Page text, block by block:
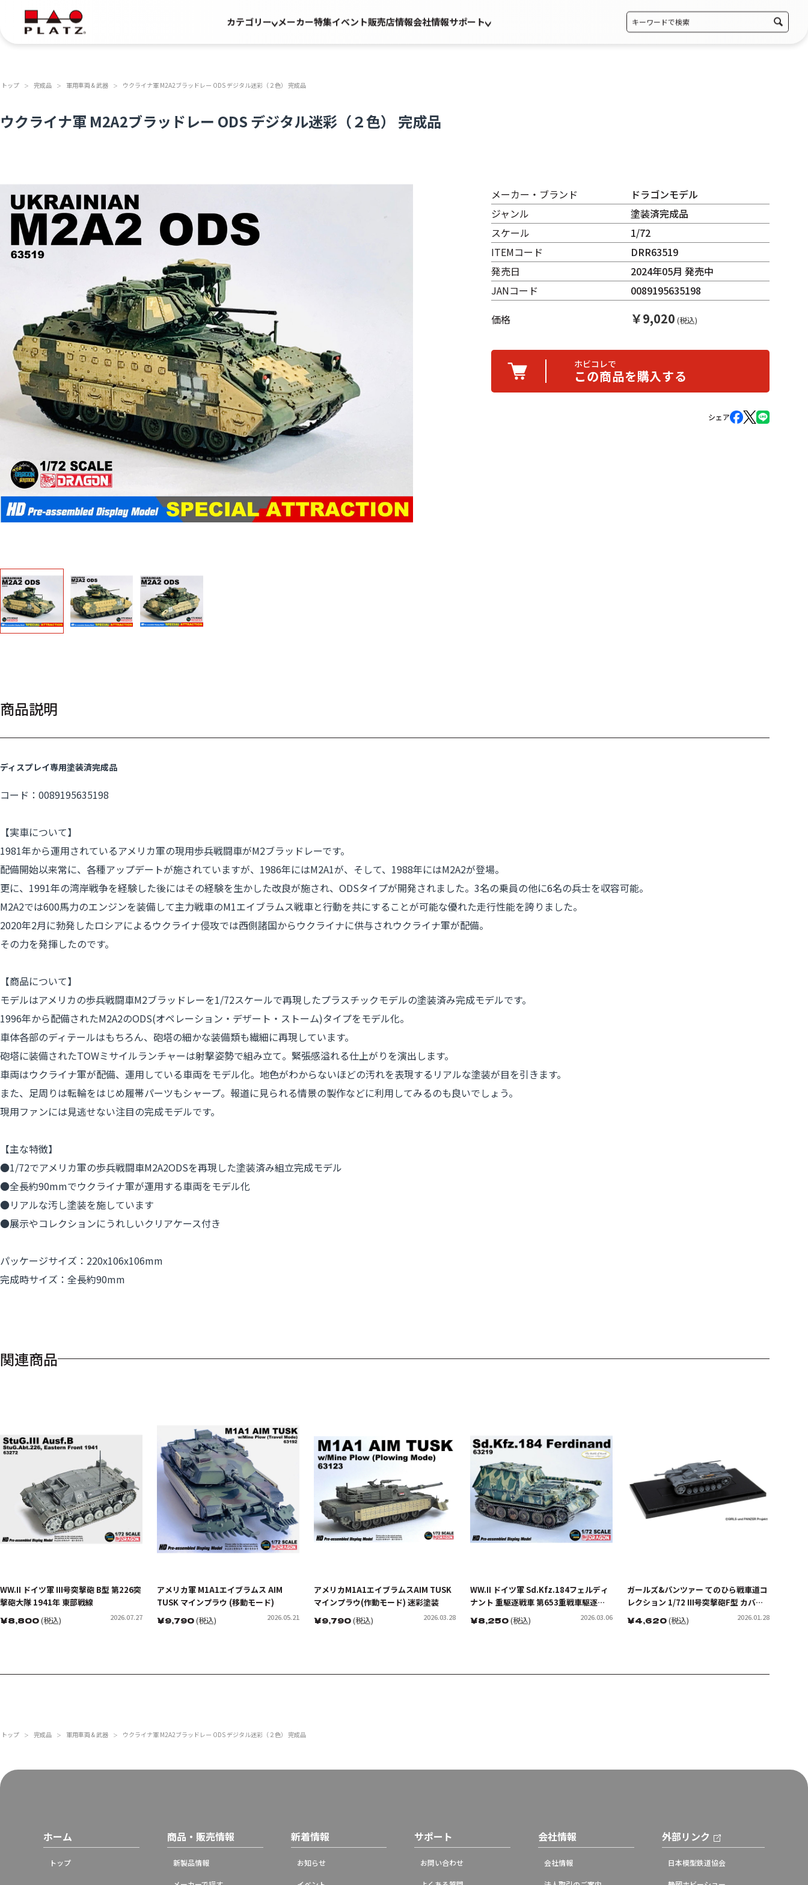
カテゴリー メーカー特集イベント販売店情報会社情報サポート
トップ ＞ 完成品 ＞ 軍用車両 & 武器 ＞ ウクライナ軍 M2A2ブラッドレー ODS デジタル迷彩（２色） 完成品
ウクライナ軍 M2A2ブラッドレー ODS デジタル迷彩（２色） 完成品
メーカー・ブランド
ドラゴンモデル
ジャンル
塗装済完成品
スケール
1/72
ITEMコード
DRR63519
発売日
2024年05月 発売中
JANコード
0089195635198
価格
￥9,020 (税込)
ホビコレで
この商品を購入する
シェア
商品説明
ディスプレイ専用塗装済完成品
コード：0089195635198
【実車について】
1981年から運用されているアメリカ軍の現用歩兵戦闘車がM2ブラッドレーです。
配備開始以来常に、各種アップデートが施されていますが、1986年にはM2A1が、そして、1988年にはM2A2が登場。
更に、1991年の湾岸戦争を経験した後にはその経験を生かした改良が施され、ODSタイプが開発されました。3名の乗員の他に6名の兵士を収容可能。
M2A2では600馬力のエンジンを装備して主力戦車のM1エイブラムス戦車と行動を共にすることが可能な優れた走行性能を誇りました。
2020年2月に勃発したロシアによるウクライナ侵攻では西側諸国からウクライナに供与されウクライナ軍が配備。
その力を発揮したのです。
【商品について】
モデルはアメリカの歩兵戦闘車M2ブラッドレーを1/72スケールで再現したプラスチックモデルの塗装済み完成モデルです。
1996年から配備されたM2A2のODS(オペレーション・デザート・ストーム)タイプをモデル化。
車体各部のディテールはもちろん、砲塔の細かな装備類も繊細に再現しています。
砲塔に装備されたTOWミサイルランチャーは射撃姿勢で組み立て。緊張感溢れる仕上がりを演出します。
車両はウクライナ軍が配備、運用している車両をモデル化。地色がわからないほどの汚れを表現するリアルな塗装が目を引きます。
また、足周りは転輪をはじめ履帯パーツもシャープ。報道に見られる情景の製作などに利用してみるのも良いでしょう。
現用ファンには見逃せない注目の完成モデルです。
【主な特徴】
●1/72でアメリカ軍の歩兵戦闘車M2A2ODSを再現した塗装済み組立完成モデル
●全長約90mmでウクライナ軍が運用する車両をモデル化
●リアルな汚し塗装を施しています
●展示やコレクションにうれしいクリアケース付き
パッケージサイズ：220x106x106mm
完成時サイズ：全長約90mm
関連商品
WW.II ドイツ軍 III号突撃砲 B型 第226突
撃砲大隊 1941年 東部戦線
￥8,800(税込) 2026.07.27
アメリカ軍 M1A1エイブラムス AIM
TUSK マインプラウ (移動モード)
￥9,790(税込) 2026.05.21
アメリカM1A1エイブラムスAIM TUSK
マインプラウ(作動モード) 迷彩塗装
￥9,790(税込) 2026.03.28
WW.II ドイツ軍 Sd.Kfz.184フェルディ
ナント 重駆逐戦車 第653重戦車駆逐大
隊 322号車 クルスク 1943 完成品
￥8,250(税込) 2026.03.06
ガールズ&パンツァー てのひら戦車道コ
レクション 1/72 III号突撃砲F型 カバさ
んチーム発見時
￥4,620(税込) 2026.01.28
トップ ＞ 完成品 ＞ 軍用車両 & 武器 ＞ ウクライナ軍 M2A2ブラッドレー ODS デジタル迷彩（２色） 完成品
ホーム
トップ
商品・販売情報
新製品情報
新着情報
お知らせ
サポート
お問い合わせ
会社情報
会社情報
外部リンク
日本模型鉄道協会